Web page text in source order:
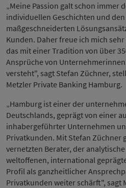
„Meine Passion galt schon immer
individuellen Geschichten und
maßgeschneiderten
Kunden. Daher freue ich mich
das mit einer Tradition von über
Ansprüche von
versteht", sagt Stefan Züchner,
Metzler Private Banking Hamburg.
„Hamburg ist einer der
Deutschlands, geprägt von einer
inhabergeführter Unternehmen
Privatkunden. Mit Stefan Züchner
vernetzten Berater, der
weltoffenen, international
Profil als ganzheitlicher
Privatkunden weiter schärft", sagt